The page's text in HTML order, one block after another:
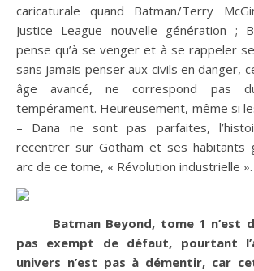
caricaturale quand Batman/Terry
Justice League nouvelle génération ;
pense qu’à se venger et à se rappeler
sans jamais penser aux civils en danger,
âge avancé, ne correspond pas
tempérament. Heureusement, même si
– Dana ne sont pas parfaites,
recentrer sur Gotham et ses habitants
arc de ce tome, « Révolution industrielle ».
Batman Beyond, tome 1 n’est
pas exempt de défaut, pourtant
univers n’est pas à démentir, car